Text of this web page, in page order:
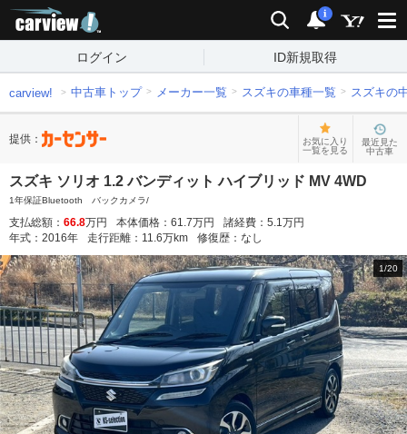
検索 通知
i
ログイン ID新規取得
carview! 中古車トップ メーカー一覧 スズキの車種一覧 スズキの
提供：
お気に入り
一覧を見る
最近見た
中古車
スズキ ソリオ 1.2 バンディット ハイブリッド MV 4WD
1年保証Bluetooth バックカメラ/
支払総額： 66.8万円 本体価格： 61.7万円 諸経費： 5.1万円
年式： 2016年 走行距離： 11.6万km 修復歴： なし
1/20